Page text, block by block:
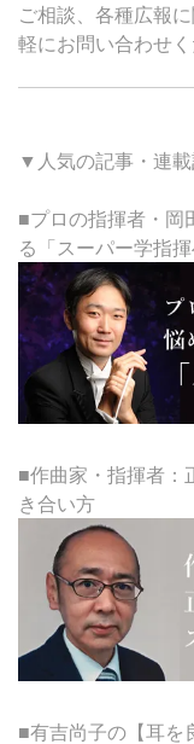
ご相談、各種広報
軽にお問い合わせく
▼人気の記事・連
■プロの指揮者・岡
る「スーパー学指揮
■作曲家・指揮者：
き合い方
■有吉尚子の【耳を